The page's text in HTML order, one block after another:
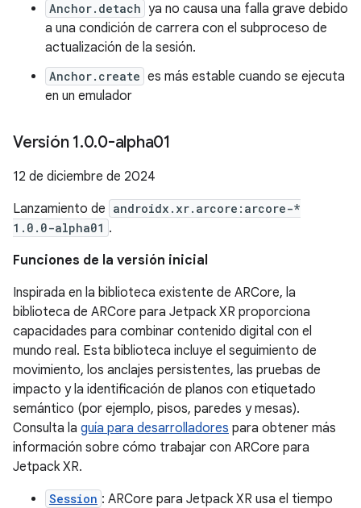
Anchor.detach ya no causa una falla grave debido
a una condición de carrera con el subproceso de
actualización de la sesión.
Anchor.create es más estable cuando se ejecuta
en un emulador
Versión 1.0.0-alpha01
12 de diciembre de 2024
Lanzamiento de androidx.xr.arcore:arcore-*
1.0.0-alpha01 .
Funciones de la versión inicial
Inspirada en la biblioteca existente de ARCore, la
biblioteca de ARCore para Jetpack XR proporciona
capacidades para combinar contenido digital con el
mundo real. Esta biblioteca incluye el seguimiento de
movimiento, los anclajes persistentes, las pruebas de
impacto y la identificación de planos con etiquetado
semántico (por ejemplo, pisos, paredes y mesas).
Consulta la guía para desarrolladores para obtener más
información sobre cómo trabajar con ARCore para
Jetpack XR.
Session : ARCore para Jetpack XR usa el tiempo